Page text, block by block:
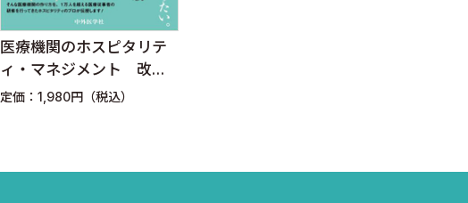
医療機関のホスピタリテ
ィ・マネジメント 改訂2
版
定価：1,980円（税込）